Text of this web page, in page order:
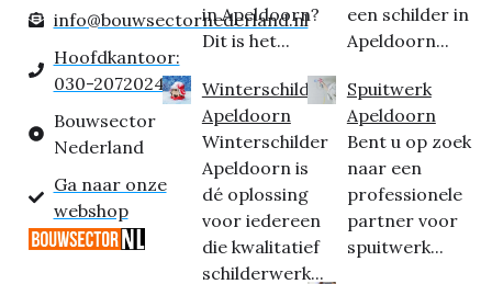
info@bouwsectornederland.nl
Hoofdkantoor:
030-2072024
Bouwsector
Nederland
Ga naar onze
webshop
in Apeldoorn?
Dit is het...
Winterschilder
Apeldoorn
Winterschilder
Apeldoorn is
dé oplossing
voor iedereen
die kwalitatief
schilderwerk...
een schilder in
Apeldoorn...
Spuitwerk
Apeldoorn
Bent u op zoek
naar een
professionele
partner voor
spuitwerk...